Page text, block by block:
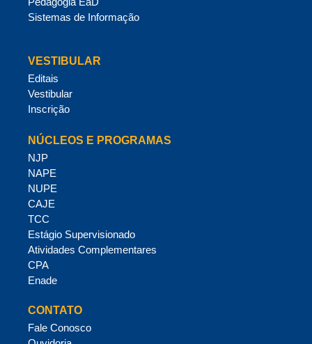
Sistemas de Informação
VESTIBULAR
Editais
Vestibular
Inscrição
NÚCLEOS E PROGRAMAS
NJP
NAPE
NUPE
CAJE
TCC
Estágio Supervisionado
Atividades Complementares
CPA
Enade
CONTATO
Fale Conosco